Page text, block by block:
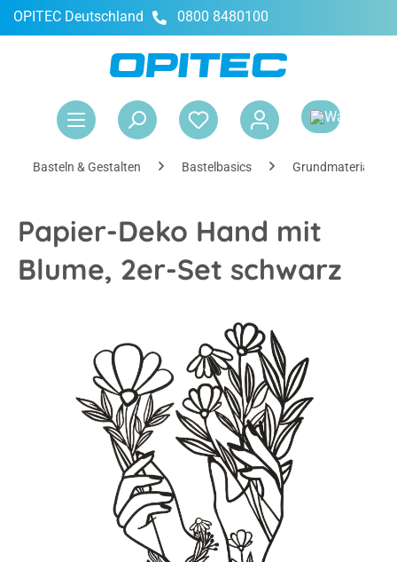
springen
OPITEC Deutschland 0800 8480100
Basteln & Gestalten Bastelbasics Grundmaterialien
Papier-Deko Hand mit
Blume, 2er-Set schwarz